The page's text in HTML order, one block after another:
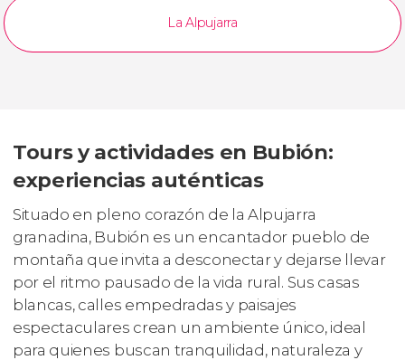
La Alpujarra
Tours y actividades en Bubión:
experiencias auténticas
Situado en pleno corazón de la Alpujarra
granadina, Bubión es un encantador pueblo de
montaña que invita a desconectar y dejarse llevar
por el ritmo pausado de la vida rural. Sus casas
blancas, calles empedradas y paisajes
espectaculares crean un ambiente único, ideal
para quienes buscan tranquilidad, naturaleza y